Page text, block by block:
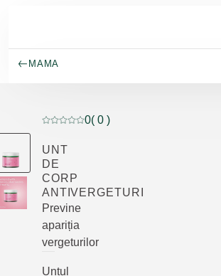
MAMA
Evaluare curentă: 0 din 5 stele
0( 0 )
UNT
DE
CORP
ANTIVERGETURI
Previne
apariția
vergeturilor
Untul